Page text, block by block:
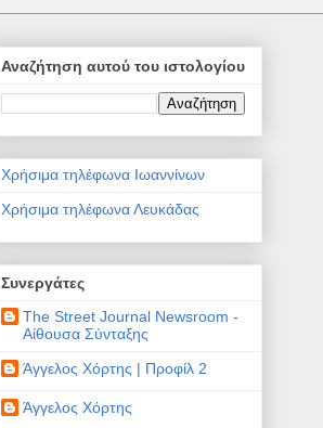
Αναζήτηση αυτού του ιστολογίου
Χρήσιμα τηλέφωνα Ιωαννίνων
Χρήσιμα τηλέφωνα Λευκάδας
Συνεργάτες
The Street Journal Newsroom -
Αίθουσα Σύνταξης
Άγγελος Χόρτης | Προφίλ 2
Άγγελος Χόρτης